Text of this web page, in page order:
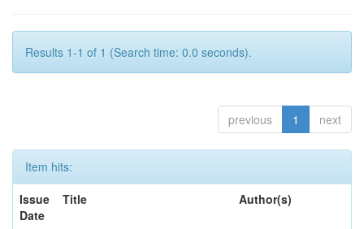
Results 1-1 of 1 (Search time: 0.0 seconds).
previous 1 next
Item hits:
Issue
Date
Title Author(s)